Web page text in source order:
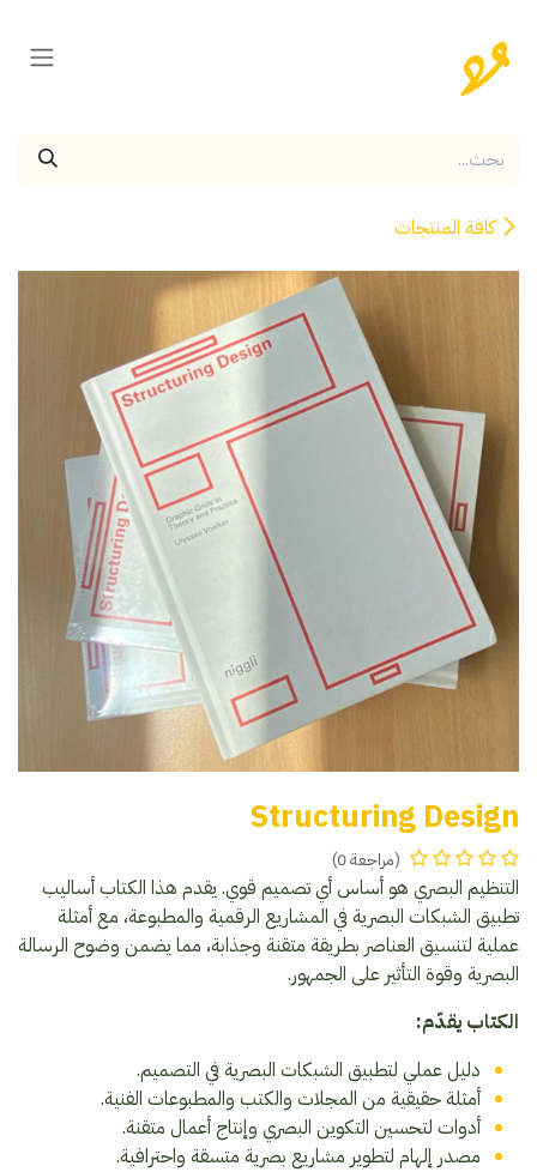
كافة المنتجات
Structuring Design
(مراجعة 0)
التنظيم البصري هو أساس أي تصميم قوي. يقدم هذا الكتاب أساليب
تطبيق الشبكات البصرية في المشاريع الرقمية والمطبوعة، مع أمثلة
عملية لتنسيق العناصر بطريقة متقنة وجذابة، مما يضمن وضوح الرسالة
البصرية وقوة التأثير على الجمهور.
الكتاب يقدّم:
دليل عملي لتطبيق الشبكات البصرية في التصميم.
أمثلة حقيقية من المجلات والكتب والمطبوعات الفنية.
أدوات لتحسين التكوين البصري وإنتاج أعمال متقنة.
مصدر إلهام لتطوير مشاريع بصرية متسقة واحترافية.